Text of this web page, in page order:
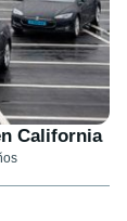
California